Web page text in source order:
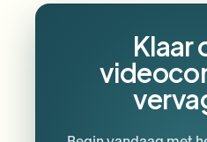
Klaar